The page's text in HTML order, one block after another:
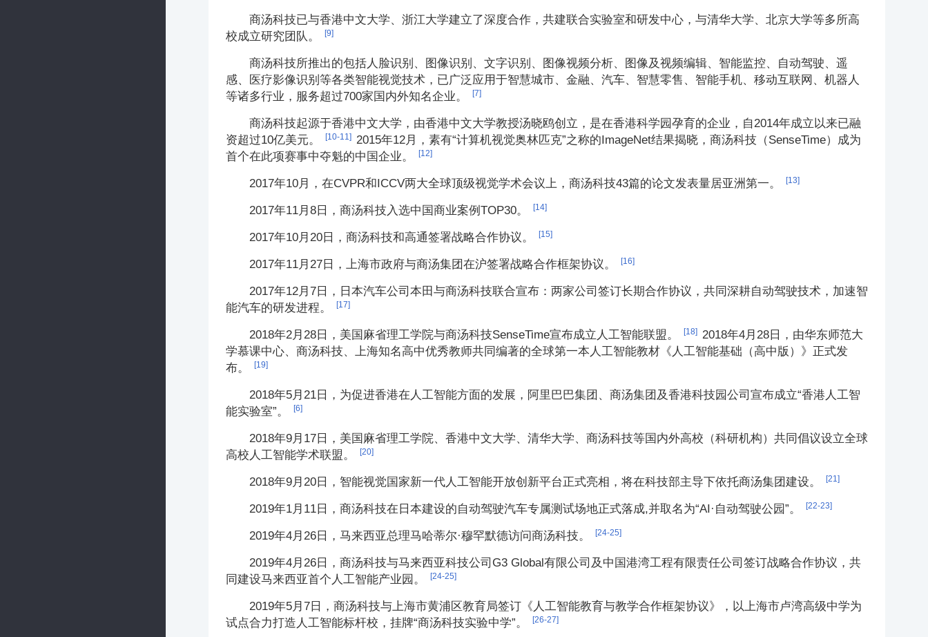
商汤科技已与香港中文大学、浙江大学建立了深度合作，共建联合实验室和研发中心，与清华大学、北京大学等多所高
校成立研究团队。
[9]
商汤科技所推出的包括人脸识别、图像识别、文字识别、图像视频分析、图像及视频编辑、智能监控、自动驾驶、遥
感、医疗影像识别等各类智能视觉技术，已广泛应用于智慧城市、金融、汽车、智慧零售、智能手机、移动互联网、机器人
等诸多行业，服务超过700家国内外知名企业。
[7]
商汤科技起源于香港中文大学，由香港中文大学教授汤晓鸥创立，是在香港科学园孕育的企业，自2014年成立以来已融
资超过10亿美元。
[10-11] 2015年12月，素有“计算机视觉奥林匹克”之称的ImageNet结果揭晓，商汤科技（SenseTime）成为
首个在此项赛事中夺魁的中国企业。
[12]
2017年10月，在CVPR和ICCV两大全球顶级视觉学术会议上，商汤科技43篇的论文发表量居亚洲第一。 [13]
2017年11月8日，商汤科技入选中国商业案例TOP30。 [14]
2017年10月20日，商汤科技和高通签署战略合作协议。 [15]
2017年11月27日，上海市政府与商汤集团在沪签署战略合作框架协议。 [16]
2017年12月7日，日本汽车公司本田与商汤科技联合宣布：两家公司签订长期合作协议，共同深耕自动驾驶技术，加速智
能汽车的研发进程。
[17]
2018年2月28日，美国麻省理工学院与商汤科技SenseTime宣布成立人工智能联盟。 [18] 2018年4月28日，由华东师范大
学慕课中心、商汤科技、上海知名高中优秀教师共同编著的全球第一本人工智能教材《 人工智能基础（高中版） 》正式发
布。
[19]
2018年5月21日，为促进香港在人工智能方面的发展，阿里巴巴集团、商汤集团及香港科技园公司宣布成立“香港人工智
能实验室”。
[6]
2018年9月17日，美国麻省理工学院、香港中文大学、清华大学、商汤科技等国内外高校（科研机构）共同倡议设立全球
高校人工智能学术联盟。
[20]
2018年9月20日，智能视觉国家新一代人工智能开放创新平台正式亮相，将在科技部主导下依托商汤集团建设。 [21]
2019年1月11日，商汤科技在日本建设的自动驾驶汽车专属测试场地正式落成,并取名为“AI·自动驾驶公园”。 [22-23]
2019年4月26日，马来西亚总理马哈蒂尔·穆罕默德访问商汤科技。 [24-25]
2019年4月26日，商汤科技与马来西亚科技公司G3 Global有限公司及中国港湾工程有限责任公司签订战略合作协议，共
同建设马来西亚首个人工智能产业园。
[24-25]
2019年5月7日，商汤科技与上海市黄浦区教育局签订《人工智能教育与教学合作框架协议》，以上海市卢湾高级中学为
试点合力打造人工智能标杆校，挂牌“商汤科技实验中学”。
[26-27]